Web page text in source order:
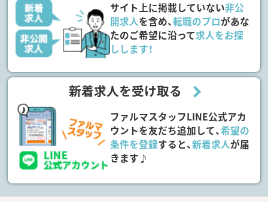
サイト上に掲載していない非公
開求人を含め、転職のプロがあな
たのご希望に沿って求人をお探
しします！
新着求人を受け取る
ファルマスタッフLINE公式アカ
ウントを友だち追加して、希望の
条件を登録すると、新着求人が届
きます♪